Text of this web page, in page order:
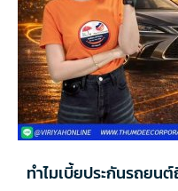
ทำไมเบี้ยประกันรถยนต์